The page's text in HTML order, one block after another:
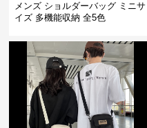
メンズ ショルダーバッグ ミニサ
イズ 多機能収納 全5色